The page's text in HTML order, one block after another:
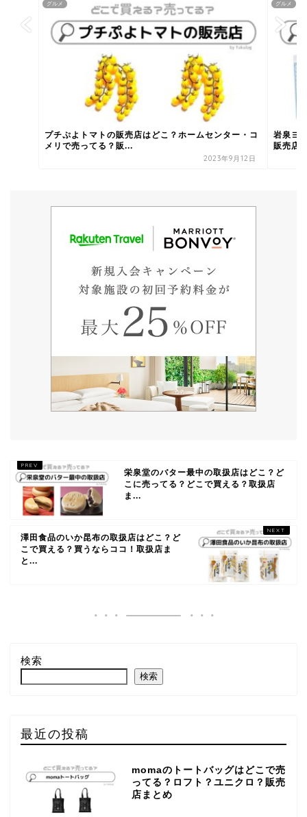
グルメ
プチぷよトマトの販売店はどこ？ホームセンター・コ
メリで売ってる？販...
2023年9月12日
グルメ
岩泉ヨ
販売店
栄泉堂のバター最中の取扱店はどこ？ど
こに売ってる？どこで買える？取扱店
ま...
澤田食品のいか昆布の取扱店はどこ？ど
こで買える？買うならココ！取扱店ま
と...
検索
検索
最近の投稿
momaのトートバッグはどこで売
ってる？ロフト？ユニクロ？販売
店まとめ